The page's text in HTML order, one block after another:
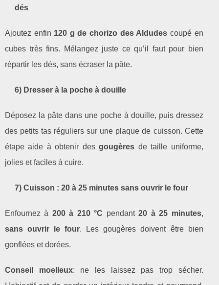
dés
Ajoutez enfin 120 g de chorizo des Aldudes coupé en
cubes très fins. Mélangez juste ce qu’il faut pour bien
répartir les dés, sans écraser la pâte.
6) Dresser à la poche à douille
Déposez la pâte dans une poche à douille, puis dressez
des petits tas réguliers sur une plaque de cuisson. Cette
étape aide à obtenir desgougères de taille uniforme,
jolies et faciles à cuire.
7) Cuisson : 20 à 25 minutes sans ouvrir le four
Enfournez à 200 à 210 °C pendant20 à 25 minutes,
sans ouvrir le four. Les gougères doivent être bien
gonflées et dorées.
Conseil moelleux: ne les laissez pas trop sécher.